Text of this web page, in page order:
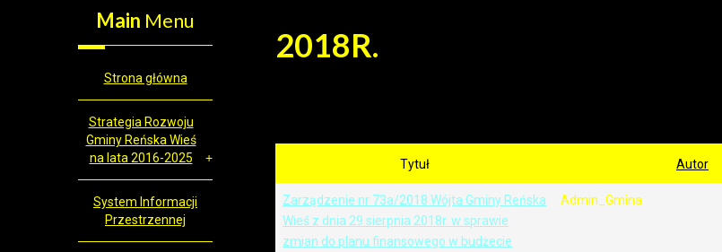
2018R.
Tytuł Autor
Zarządzenie nr 73a/2018 Wójta Gminy Reńska
Wieś z dnia 29 sierpnia 2018r. w sprawie
zmian do planu finansowego w budżecie
Admin_Gmina
Main Menu
Strona główna
Strategia Rozwoju
Gminy Reńska Wieś
na lata 2016-2025
System Informacji
Przestrzennej